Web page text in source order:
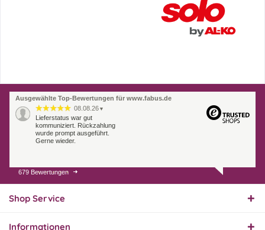
Ausgewählte Top-Bewertungen für www.fabus.de
08.08.26 ▼
Lieferstatus war gut
kommuniziert. Rückzahlung
wurde prompt ausgeführt.
Gerne wieder.
07.08.26
Endlich das richtige
679 Bewertungen
Shop Service
Informationen